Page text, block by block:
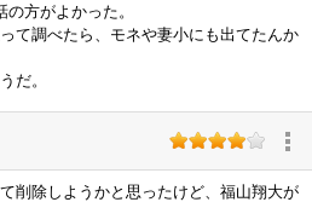
方がよかった。
て調べたら、モネや妻小にも出てたんか
だ。
削除しようかと思ったけど、福山翔大が